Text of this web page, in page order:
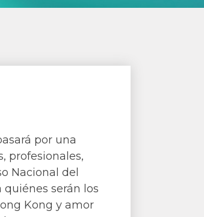
por una
profesionales,
Nacional del
serán los
Kong y amor